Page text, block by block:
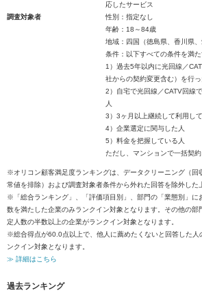
応したサービス
調査対象者
性別：指定なし
年齢：18～84歳
地域：四国（徳島県、香川県、
条件：以下すべての条件を満
1）過去5年以内に光回線／
社からの契約変更含む）を行っ
2）自宅で光回線／CATV回線
人
3）3ヶ月以上継続して利用し
4）企業選定に関与した人
5）料金を把握している人
ただし、マンションで一括契
※オリコン顧客満足度ランキングは、データクリーニング（回
常値を排除）および調査対象者条件から外れた回答を除外した
※「総合ランキング」、「評価項目別」、部門の「業態別」に
数を満たした企業のみランクイン対象となります。その他の部
定人数の半数以上の企業がランクイン対象となります。
※総合得点が60.0点以上で、他人に薦めたくないと回答した人
ンクイン対象となります。
≫ 詳細はこちら
過去ランキング